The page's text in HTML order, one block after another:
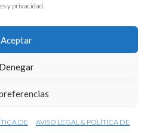
y privacidad.
Aceptar
Denegar
DE AVISO LEGAL & POLÍTICA DE
CONFERENCIAS
TV
NUESTROS LIBROS